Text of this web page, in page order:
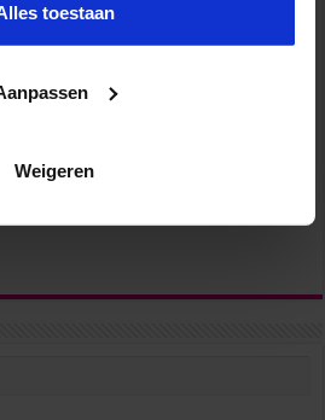
toestaan
Weigeren
opslaan in deze browser voor de